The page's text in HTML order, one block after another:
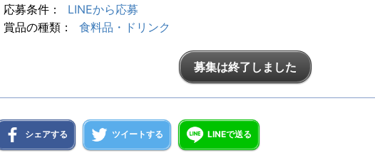
応募条件：
LINEから応募
賞品の種類：
食料品・ドリンク
募集は終了しました
シェアする ツイートする LINEで送る